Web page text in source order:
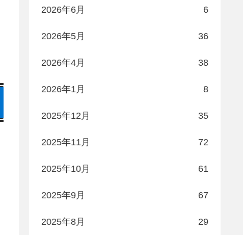
2026年6月 6
2026年5月 36
2026年4月 38
2026年1月 8
2025年12月 35
2025年11月 72
2025年10月 61
2025年9月 67
2025年8月 29